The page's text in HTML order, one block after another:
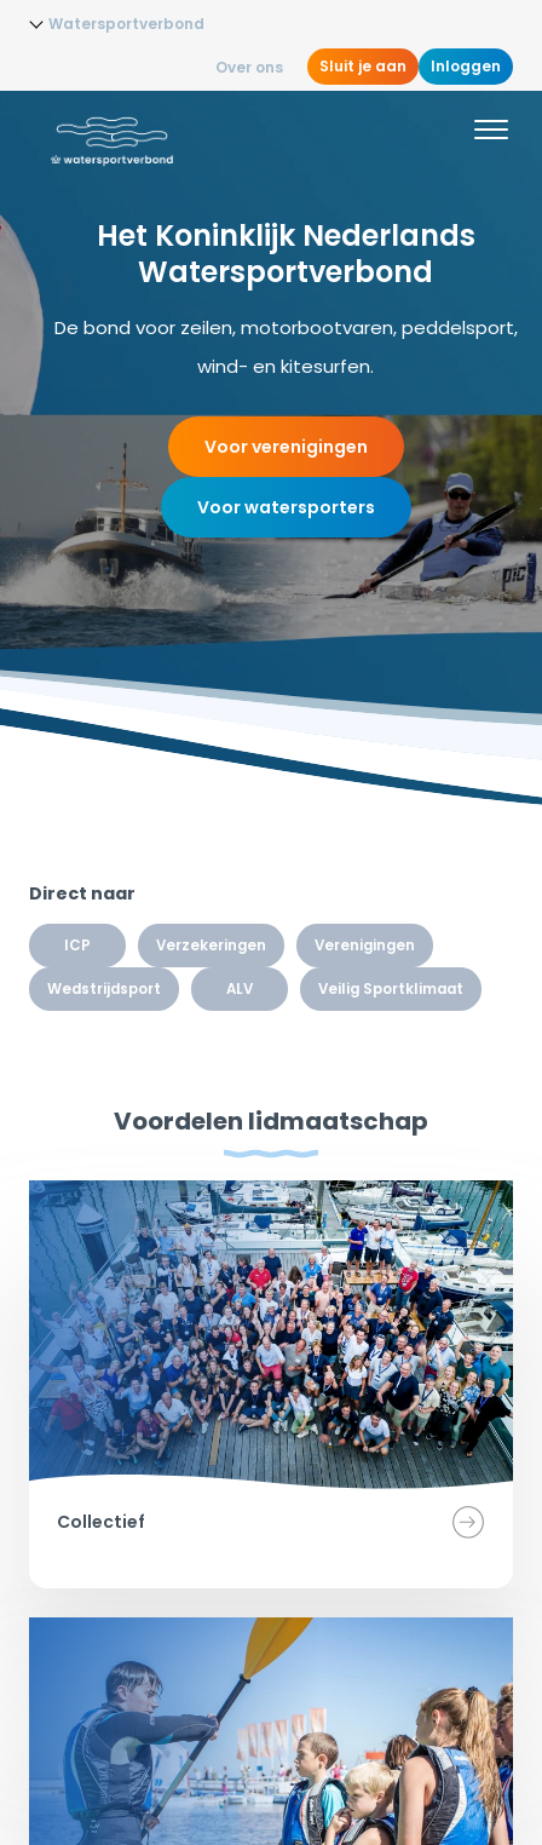
Watersportverbond
Over ons Sluit je aan Inloggen
Het Koninklijk Nederlands
Watersportverbond
De bond voor zeilen, motorbootvaren, peddelsport,
wind- en kitesurfen.
Voor verenigingen
Voor watersporters
Direct naar
ICP Verzekeringen Verenigingen
Wedstrijdsport ALV Veilig Sportklimaat
Voordelen lidmaatschap
Collectief